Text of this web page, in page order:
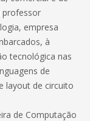
professor
empresa
à
tecnológica nas
de
layout de circuito
de Computação